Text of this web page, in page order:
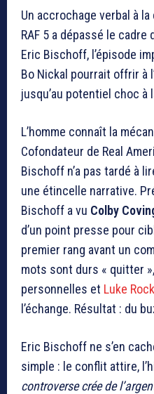
Un accrochage verbal à
RAF 5 a dépassé le
Eric Bischoff, l’épisode
Bo Nickal pourrait offrir à
jusqu’au potentiel choc à
L’homme connaît la
Cofondateur de Real
Bischoff n’a pas tardé à
une étincelle narrative.
Bischoff a vu Colby
d’un point presse pour
premier rang avant un
mots sont durs « quitter
personnelles et Luke
l’échange. Résultat : du
Eric Bischoff ne s’en
simple : le conflit attire,
controverse crée de